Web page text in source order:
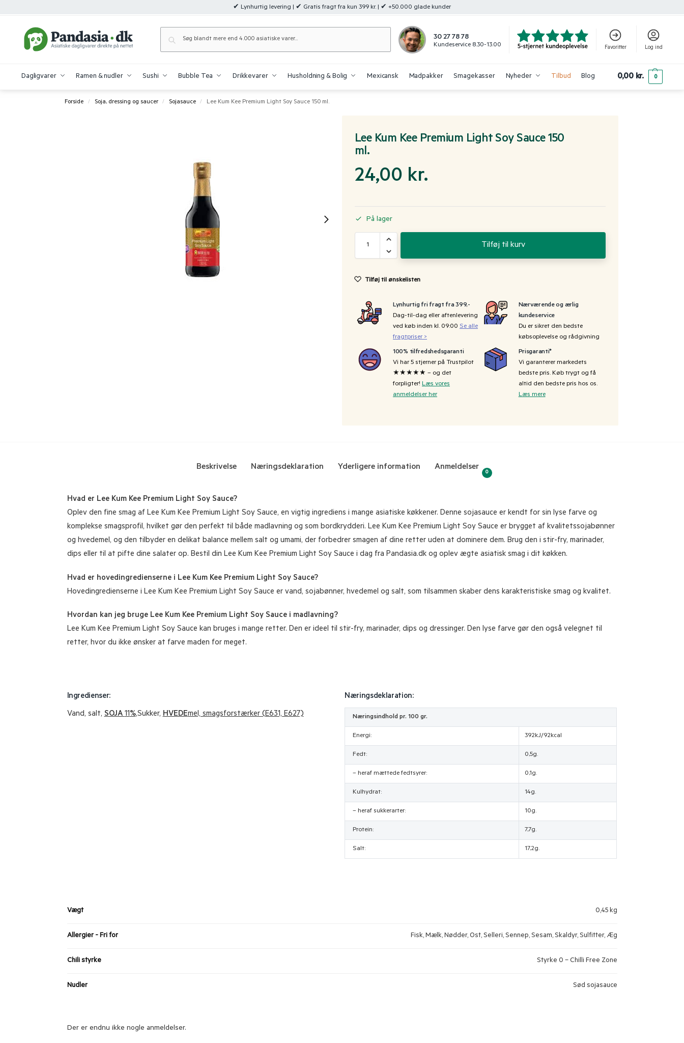
✔ Lynhurtig levering | ✔ Gratis fragt fra kun 399 kr. | ✔ +50.000 glade kunder
30 27 78 78
Kundeservice 8.30-13.00 Favoritter Log ind
Dagligvarer Ramen & nudler Sushi Bubble Tea Drikkevarer Husholdning & Bolig Mexicansk Madpakker Smagekasser Nyheder Tilbud Blog 0,00 kr. 0
Forside / Soja, dressing og saucer / Sojasauce / Lee Kum Kee Premium Light Soy Sauce 150 ml.
Lee Kum Kee Premium Light Soy Sauce 150
ml.
24,00 kr.
På lager
Tilføj til kurv
Tilføj til ønskelisten
Lynhurtig fri fragt fra 399,-
Dag-til-dag eller aftenlevering
ved køb inden kl. 09:00 Se alle
fragtpriser >
Nærværende og ærlig
kundeservice
Du er sikret den bedste
købsoplevelse og rådgivning
100% tilfredshedsgaranti
Vi har 5 stjerner på Trustpilot
★★★★★ – og det
forpligter! Læs vores
anmeldelser her
Prisgaranti*
Vi garanterer markedets
bedste pris. Køb trygt og få
altid den bedste pris hos os.
Læs mere
Beskrivelse Næringsdeklaration Yderligere information Anmeldelser
0
Hvad er Lee Kum Kee Premium Light Soy Sauce?
Oplev den fine smag af Lee Kum Kee Premium Light Soy Sauce, en vigtig ingrediens i mange asiatiske køkkener. Denne sojasauce er kendt for sin lyse farve og
komplekse smagsprofil, hvilket gør den perfekt til både madlavning og som bordkrydderi. Lee Kum Kee Premium Light Soy Sauce er brygget af kvalitetssojabønner
og hvedemel, og den tilbyder en delikat balance mellem salt og umami, der forbedrer smagen af dine retter uden at dominere dem. Brug den i stir-fry, marinader,
dips eller til at pifte dine salater op. Bestil din Lee Kum Kee Premium Light Soy Sauce i dag fra Pandasia.dk og oplev ægte asiatisk smag i dit køkken.
Hvad er hovedingredienserne i Lee Kum Kee Premium Light Soy Sauce?
Hovedingredienserne i Lee Kum Kee Premium Light Soy Sauce er vand, sojabønner, hvedemel og salt, som tilsammen skaber dens karakteristiske smag og kvalitet.
Hvordan kan jeg bruge Lee Kum Kee Premium Light Soy Sauce i madlavning?
Lee Kum Kee Premium Light Soy Sauce kan bruges i mange retter. Den er ideel til stir-fry, marinader, dips og dressinger. Den lyse farve gør den også velegnet til
retter, hvor du ikke ønsker at farve maden for meget.
Ingredienser:
Vand, salt,SOJA11%,Sukker,HVEDEmel, smagsforstærker (E631, E627)
Næringsdeklaration:
Næringsindhold pr. 100 gr.
Energi: 392kJ/92kcal
Fedt: 0,5g.
– heraf mættede fedtsyrer: 0,1g.
Kulhydrat: 14g.
– heraf sukkerarter: 10g.
Protein: 7,7g.
Salt: 17,2g.
Vægt 0,45 kg
Allergier - Fri for Fisk, Mælk, Nødder, Ost, Selleri, Sennep, Sesam, Skaldyr, Sulfitter, Æg
Chili styrke Styrke 0 – Chilli Free Zone
Nudler Sød sojasauce
Der er endnu ikke nogle anmeldelser.